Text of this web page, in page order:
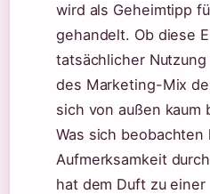
wird als Geheimtipp
gehandelt. Ob diese
tatsächlicher
des Marketing-Mix
sich von außen kaum
Was sich beobachten
Aufmerksamkeit
hat dem Duft zu einer